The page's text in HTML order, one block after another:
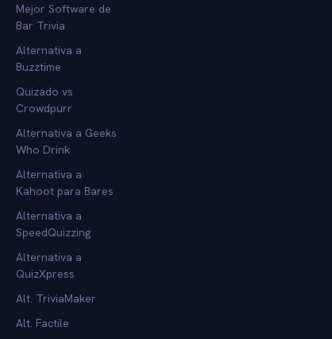
Mejor Software de
Bar Trivia
Alternativa a
Buzztime
Quizado vs
Crowdpurr
Alternativa a Geeks
Who Drink
Alternativa a
Kahoot para Bares
Alternativa a
SpeedQuizzing
Alternativa a
QuizXpress
Alt. TriviaMaker
Alt. Factile